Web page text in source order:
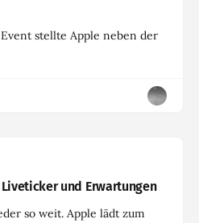
stellte Apple neben der
und Erwartungen
so weit. Apple lädt zum